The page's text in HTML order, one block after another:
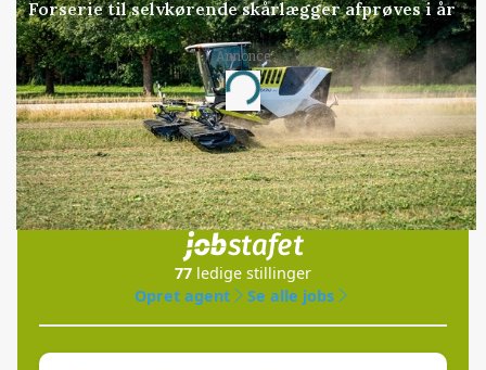
Forserie til selvkørende skårlægger afprøves i år
Annonce
Loading...
Jobs
i samarbejde med
77 ledige stillinger
Opret agent
Se alle jobs